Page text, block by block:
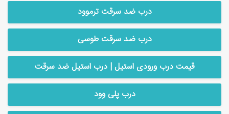
درب ضد سرقت ترموود
درب ضد سرقت طوسی
قیمت درب ورودی استیل | درب استیل ضد سرقت
درب پلی وود